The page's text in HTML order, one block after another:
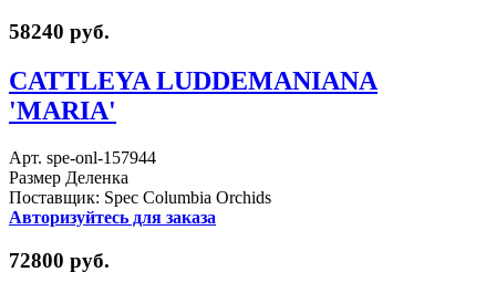
58240 руб.
CATTLEYA LUDDEMANIANA
'MARIA'
Арт. spe-onl-157944
Размер Деленка
Поставщик: Spec Columbia Orchids
Авторизуйтесь для заказа
72800 руб.